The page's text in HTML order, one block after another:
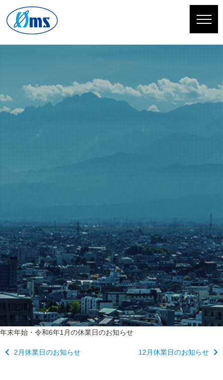
年末年始・令和6年1月の休業日のお知らせ
12月休業日のお知らせ
2月休業日のお知らせ